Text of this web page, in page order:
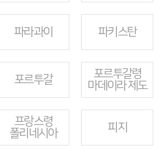
파라과이 파키스탄
포르투갈
포르투갈령
마데이라 제도
프랑스령
폴리네시아
피지